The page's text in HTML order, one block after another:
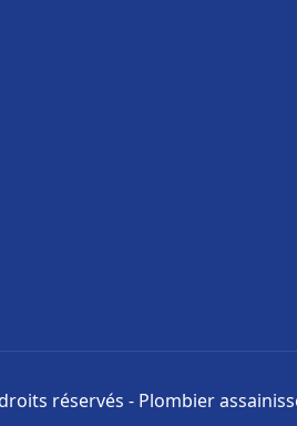
réservés - Plombier